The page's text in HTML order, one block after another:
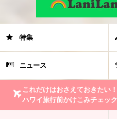
特集
ニュース
これだけはおさえておきたい！
ハワイ旅行前かけこみチェック